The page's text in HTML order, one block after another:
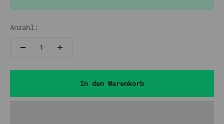
Anzahl:
In den Warenkorb